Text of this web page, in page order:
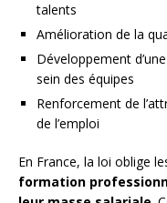
talents
Amélioration de la
Développement
sein des équipes
Renforcement de
de l’emploi
En France, la loi oblige
formation